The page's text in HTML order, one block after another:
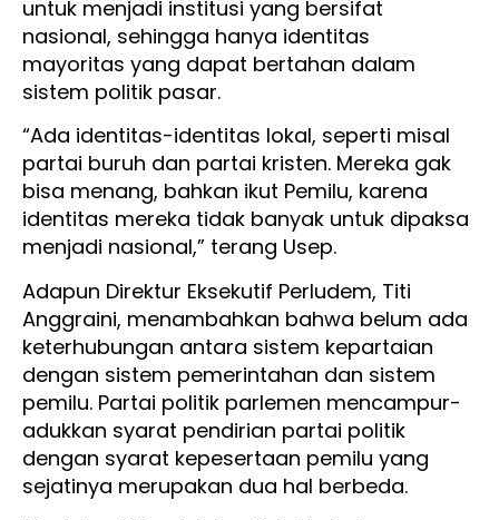
untuk menjadi institusi yang bersifat
nasional, sehingga hanya identitas
mayoritas yang dapat bertahan dalam
sistem politik pasar.
“Ada identitas-identitas lokal, seperti misal
partai buruh dan partai kristen. Mereka gak
bisa menang, bahkan ikut Pemilu, karena
identitas mereka tidak banyak untuk dipaksa
menjadi nasional,” terang Usep.
Adapun Direktur Eksekutif Perludem, Titi
Anggraini, menambahkan bahwa belum ada
keterhubungan antara sistem kepartaian
dengan sistem pemerintahan dan sistem
pemilu. Partai politik parlemen mencampur-
adukkan syarat pendirian partai politik
dengan syarat kepesertaan pemilu yang
sejatinya merupakan dua hal berbeda.